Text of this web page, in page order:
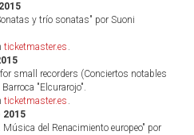
y trío sonatas" por Suoni
ticketmaster.es .
small recorders (Conciertos notables
"Elcurarojo".
ticketmaster.es .
2015
del Renacimiento europeo" por